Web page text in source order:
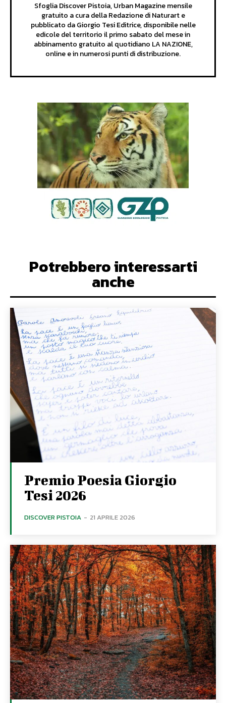
Sfoglia Discover Pistoia, Urban Magazine mensile
gratuito a cura della Redazione di Naturart e
pubblicato da Giorgio Tesi Editrice, disponibile nelle
edicole del territorio il primo sabato del mese in
abbinamento gratuito al quotidiano LA NAZIONE,
online e in numerosi punti di distribuzione.
Potrebbero interessarti
anche
Premio Poesia Giorgio
Tesi 2026
DISCOVER PISTOIA - 21 APRILE 2026